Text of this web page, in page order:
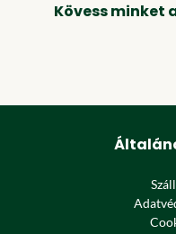
Kövess minket